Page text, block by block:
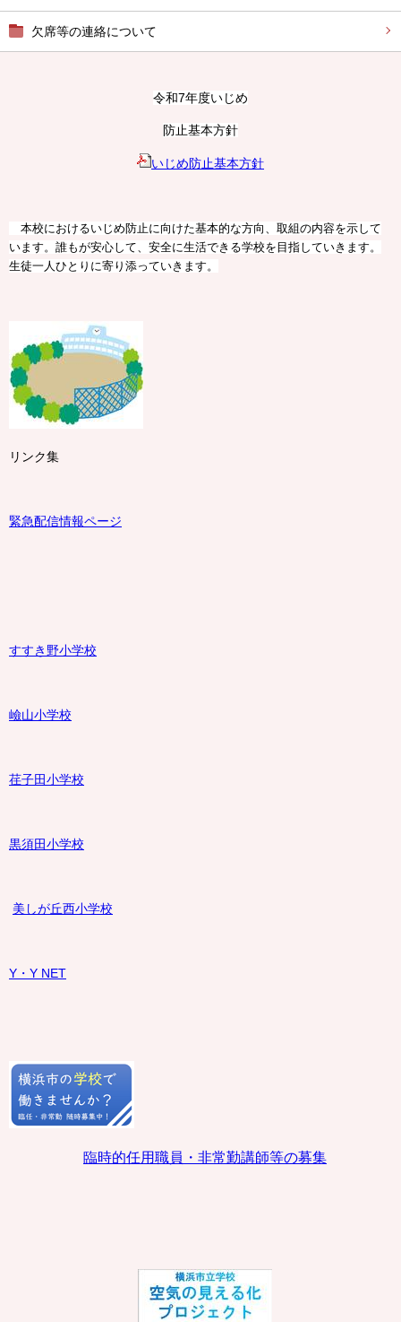
欠席等の連絡について
令和7年度いじめ
防止基本方針
いじめ防止基本方針
本校におけるいじめ防止に向けた基本的な方向、取組の内容を示して
います。誰もが安心して、安全に生活できる学校を目指していきます。
生徒一人ひとりに寄り添っていきます。
リンク集
緊急配信情報ページ
すすき野小学校
嶮山小学校
荏子田小学校
黒須田小学校
美しが丘西小学校
Y・Y NET
臨時的任用職員・非常勤講師等の募集